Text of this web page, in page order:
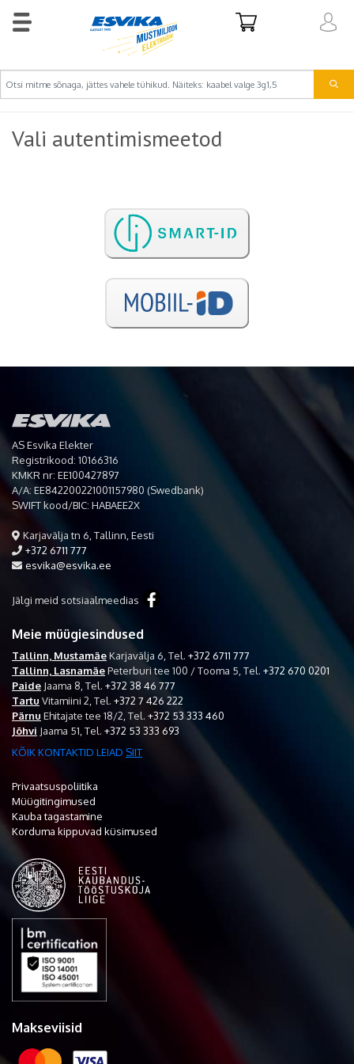
Vali autentimismeetod
AS Esvika Elekter
Registrikood: 10166316
KMKR nr: EE100427897
A/A: EE842200221001157980 (Swedbank)
SWIFT kood/BIC: HABAEE2X
Karjavälja tn 6, Tallinn, Eesti
+372 6711 777
esvika@esvika.ee
Jälgi meid sotsiaalmeedias
Meie müügiesindused
Tallinn, MustamäeKarjavälja 6, Tel. +372 6711 777
Tallinn, LasnamäePeterburi tee 100 / Tooma 5, Tel. +372 670 0201
Paide Jaama 8, Tel. +372 38 46 777
Tartu Vitamiini 2, Tel. +372 7 426 222
Pärnu Ehitajate tee 18/2, Tel. +372 53 333 460
Jõhvi Jaama 51, Tel. +372 53 333 693
KÕIK KONTAKTID LEIAD SIIT
Privaatsuspoliitika
Müügitingimused
Kauba tagastamine
Korduma kippuvad küsimused
Makseviisid